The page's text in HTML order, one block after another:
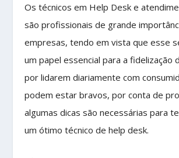
Os técnicos em Help Desk e
são profissionais de grande
empresas, tendo em vista que esse
um papel essencial para a fidelização
por lidarem diariamente com
podem estar bravos, por conta de
algumas dicas são necessárias para
um ótimo técnico de help desk.